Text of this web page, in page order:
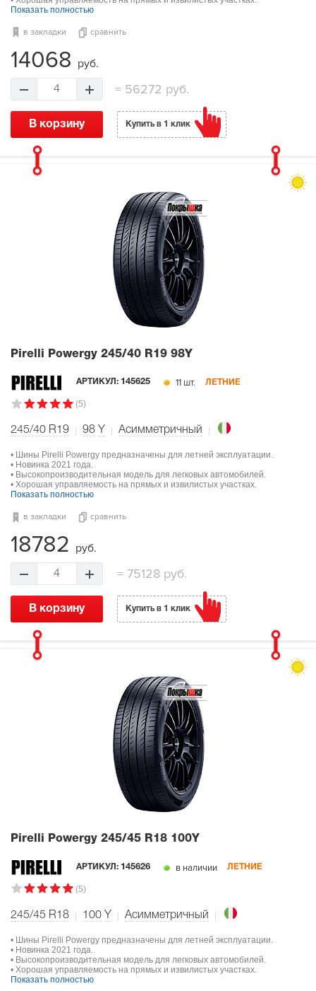
Показать полностью
в закладки сравнить
14068 руб.
4 = 56272 руб.
В корзину Купить в 1 клик
Pirelli Powergy 245/40 R19 98Y
АРТИКУЛ: 145625 11 шт. ЛЕТНИЕ
(5)
245/40 R19 98 Y Асимметричный
• Шины Pirelli Powergy предназначены для летней эксплуатации.
• Новинка 2021 года.
• Высокопроизводительная модель для легковых автомобилей.
• Хорошая управляемость на прямых и извилистых участках.
Показать полностью
в закладки сравнить
18782 руб.
4 = 75128 руб.
В корзину Купить в 1 клик
Pirelli Powergy 245/45 R18 100Y
АРТИКУЛ: 145626 в наличии ЛЕТНИЕ
(5)
245/45 R18 100 Y Асимметричный
• Шины Pirelli Powergy предназначены для летней эксплуатации.
• Новинка 2021 года.
• Высокопроизводительная модель для легковых автомобилей.
• Хорошая управляемость на прямых и извилистых участках.
Показать полностью